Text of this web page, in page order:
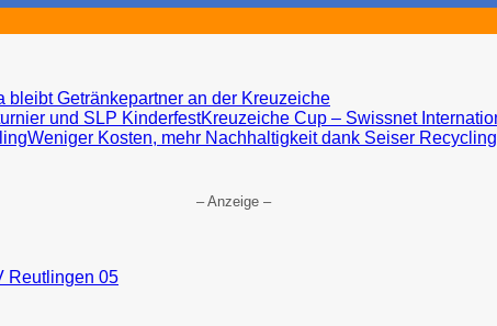
bleibt Getränkepartner an der Kreuzeiche
Kreuzeiche Cup – Swissnet
Weniger Kosten, mehr Nachhaltigkeit dank Seiser Recycling
– Anzeige –
Reutlingen 05